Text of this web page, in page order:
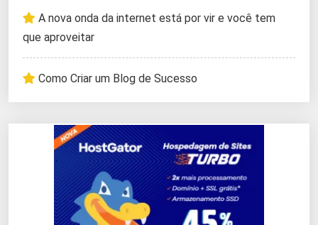
A nova onda da internet está por vir e você tem
que aproveitar
Como Criar um Blog de Sucesso